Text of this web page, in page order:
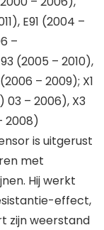
E91 (2004 –
–
(2005 – 2010),
– 2009); X1
03 – 2006), X3
2008)
is uitgerust
met
Hij werkt
effect,
zijn weerstand